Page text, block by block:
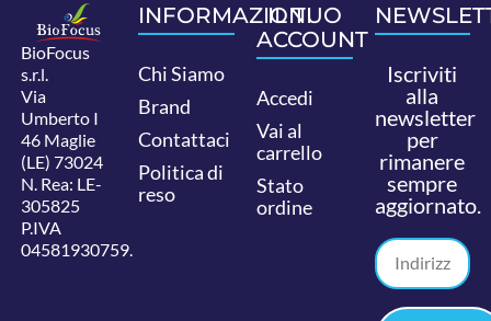
BioFocus
s.r.l.
Via
Umberto I
46 Maglie
(LE) 73024
N. Rea: LE-
305825
P.IVA
04581930759.
INFORMAZIONI
Chi Siamo
Brand
Contattaci
Politica di
reso
IL TUO
ACCOUNT
Accedi
Vai al
carrello
Stato
ordine
Iscriviti
alla
newsletter
per
rimanere
sempre
aggiornato.